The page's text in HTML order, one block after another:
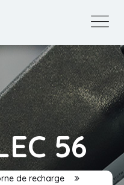
56
de recharge